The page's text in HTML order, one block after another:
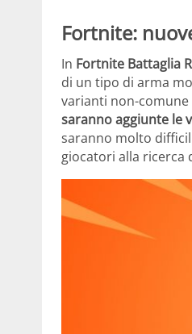
Fortnite:
In Fortnite Battaglia
di un tipo di arma
varianti non-
saranno aggiunte le
saranno molto
giocatori alla ricerca